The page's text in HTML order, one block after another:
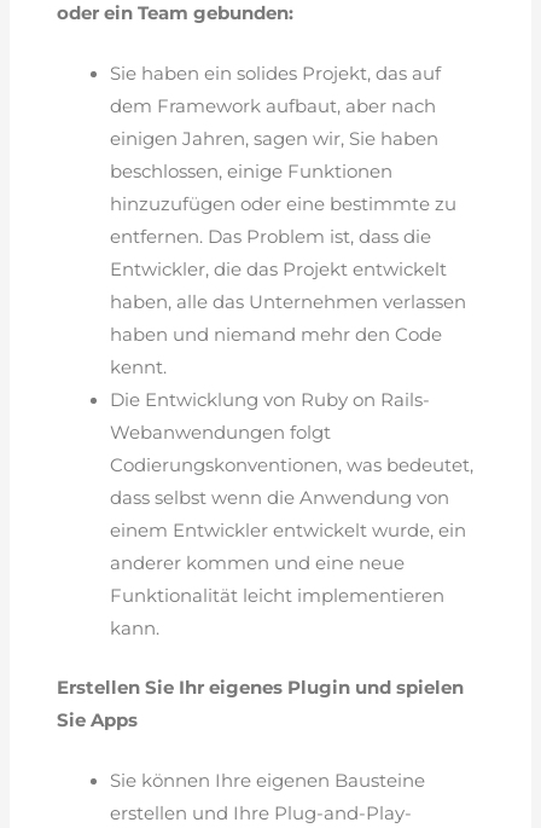
oder ein Team gebunden:
Sie haben ein solides Projekt, das auf
dem Framework aufbaut, aber nach
einigen Jahren, sagen wir, Sie haben
beschlossen, einige Funktionen
hinzuzufügen oder eine bestimmte zu
entfernen. Das Problem ist, dass die
Entwickler, die das Projekt entwickelt
haben, alle das Unternehmen verlassen
haben und niemand mehr den Code
kennt.
Die Entwicklung von Ruby on Rails-
Webanwendungen folgt
Codierungskonventionen, was bedeutet,
dass selbst wenn die Anwendung von
einem Entwickler entwickelt wurde, ein
anderer kommen und eine neue
Funktionalität leicht implementieren
kann.
Erstellen Sie Ihr eigenes Plugin und spielen
Sie Apps
Sie können Ihre eigenen Bausteine
erstellen und Ihre Plug-and-Play-